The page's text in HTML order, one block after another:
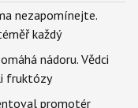
nezapomínejte.
každý
nádoru. Vědci
fruktózy
promotér